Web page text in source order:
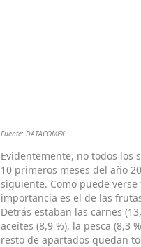
Fuente: DATACOMEX
Evidentemente, no todos los
10 primeros meses del año
siguiente. Como puede
importancia es el de las
Detrás estaban las carnes
aceites (8,9 %), la pesca (8,3
resto de apartados quedan